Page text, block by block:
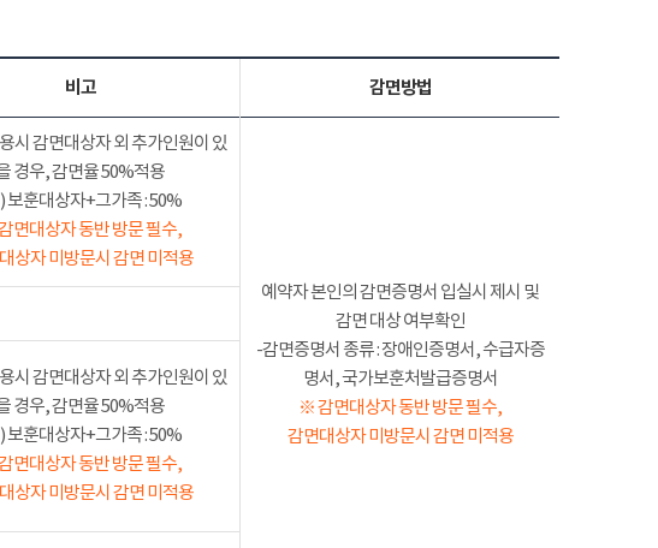
비고 감면방법
시 감면대상자 외 추가인원이 있
경우, 감면율 50%적용
보훈대상자+그가족 : 50%
면대상자 동반 방문 필수,
상자 미방문시 감면 미적용
예약자 본인의 감면증명서 입실시 제시 및
감면 대상 여부확인
-감면증명서 종류 : 장애인증명서, 수급자증
명서, 국가보훈처발급증명서
※ 감면대상자 동반 방문 필수,
감면대상자 미방문시 감면 미적용
시 감면대상자 외 추가인원이 있
경우, 감면율 50%적용
보훈대상자+그가족 : 50%
면대상자 동반 방문 필수,
상자 미방문시 감면 미적용